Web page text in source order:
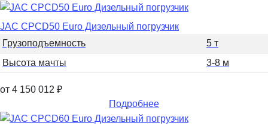
JAC CPCD50 Euro Дизельный погрузчик
Грузоподъемность
5 т
Высота мачты
3-8 м
от 4 150 012 ₽
Подробнее